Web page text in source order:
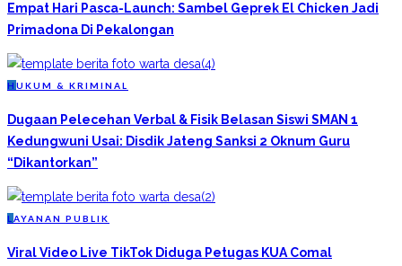
Empat Hari Pasca-Launch: Sambel Geprek El Chicken Jadi
Primadona Di Pekalongan
H UKUM & KRIMINAL
Dugaan Pelecehan Verbal & Fisik Belasan Siswi SMAN 1
Kedungwuni Usai: Disdik Jateng Sanksi 2 Oknum Guru
“Dikantorkan”
L AYANAN PUBLIK
Viral Video Live TikTok Diduga Petugas KUA Comal